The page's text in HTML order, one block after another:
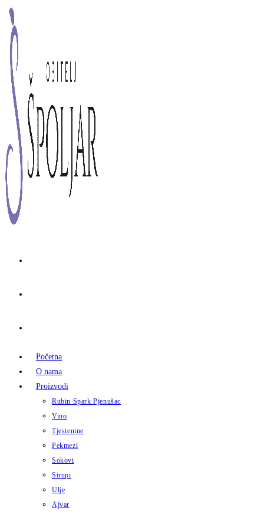
Preskoči
sadržaj
Početna
O nama
Proizvodi
Rubin Spark Pjenušac
Vino
Tjestenine
Pekmezi
Sokovi
Sirupi
Ulje
Ajvar